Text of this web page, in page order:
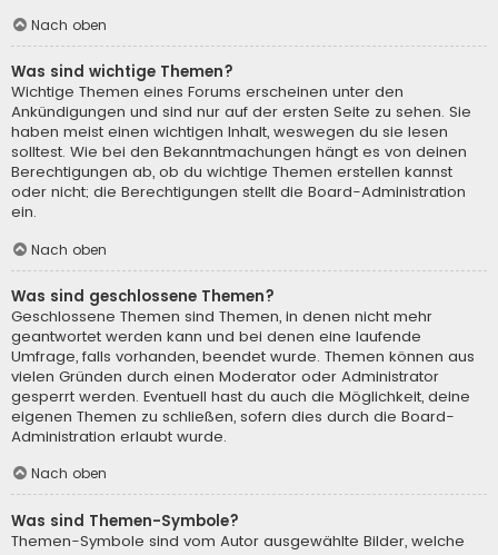
Nach oben
Was sind wichtige Themen?
Wichtige Themen eines Forums erscheinen unter den
Ankündigungen und sind nur auf der ersten Seite zu sehen. Sie
haben meist einen wichtigen Inhalt, weswegen du sie lesen
solltest. Wie bei den Bekanntmachungen hängt es von deinen
Berechtigungen ab, ob du wichtige Themen erstellen kannst
oder nicht; die Berechtigungen stellt die Board-Administration
ein.
Nach oben
Was sind geschlossene Themen?
Geschlossene Themen sind Themen, in denen nicht mehr
geantwortet werden kann und bei denen eine laufende
Umfrage, falls vorhanden, beendet wurde. Themen können aus
vielen Gründen durch einen Moderator oder Administrator
gesperrt werden. Eventuell hast du auch die Möglichkeit, deine
eigenen Themen zu schließen, sofern dies durch die Board-
Administration erlaubt wurde.
Nach oben
Was sind Themen-Symbole?
Themen-Symbole sind vom Autor ausgewählte Bilder, welche